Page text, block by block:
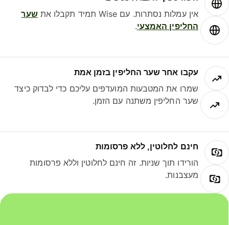
אין עמלות נסתרות. עם Wise תמיד תקבלו את
שער
החליפין האמצעי.
עקבו אחר שער החליפין בזמן אמת
שמרו את המטבעות המועדפים עליכם כדי לבדוק כיצד
שער החליפין משתנה עם הזמן.
חינם לחלוטין, ללא פרסומות
הורידו תוך שניות. זה חינם לחלוטין וללא פרסומות
מעצבנות.